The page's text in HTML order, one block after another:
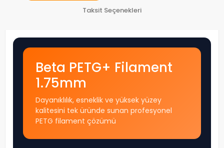
Taksit Seçenekleri
Beta PETG+ Filament
1.75mm
Dayanıklılık, esneklik ve yüksek yüzey
kalitesini tek üründe sunan profesyonel
PETG filament çözümü